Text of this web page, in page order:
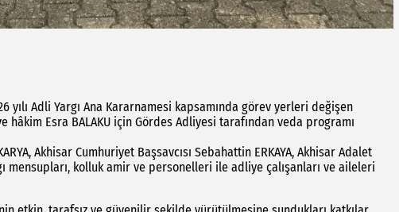
yılı Adli Yargı Ana Kararnamesi kapsamında görev yerleri değişen
hâkim Esra BALAKU için Gördes Adliyesi tarafından veda programı
Akhisar Cumhuriyet Başsavcısı Sebahattin ERKAYA, Akhisar Adalet
mensupları, kolluk amir ve personelleri ile adliye çalışanları ve aileleri